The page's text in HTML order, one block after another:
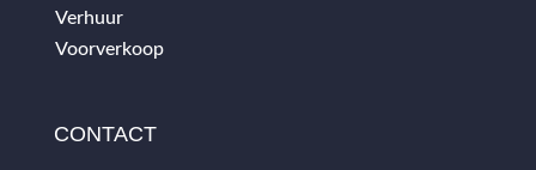
Verhuur
Voorverkoop
CONTACT